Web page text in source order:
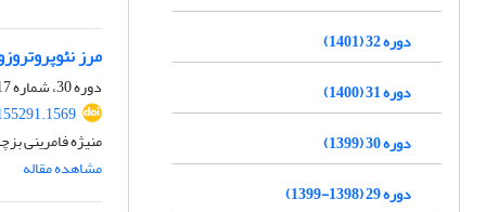
مرز
دوره 30، شماره 117، پاییز 1399، صفحه
منیژه فامرینی
مشاهده مقاله
دوره 32 (1401)
دوره 31 (1400)
دوره 30 (1399)
دوره 29 (1398-1399)